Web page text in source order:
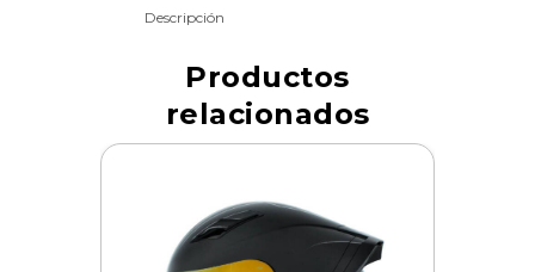
Descripción
Productos
relacionados